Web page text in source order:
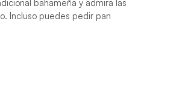
bahameña y admira las
Incluso puedes pedir pan